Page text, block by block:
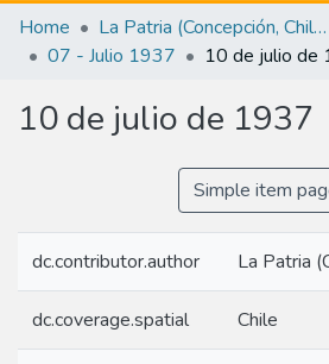
Communities & Collections
Calendar
Home La Patria (Concepción, Chile : 1923)
07 - Julio 1937
10 de julio de
10 de julio de 1937
Simple item
dc.contributor.author La Patria
dc.coverage.spatial Chile